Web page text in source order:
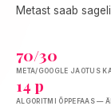
Metast saab
70/30
META/GOOGLE JAOTUS
14 p
ALGORITMI ÕPPEFAAS —